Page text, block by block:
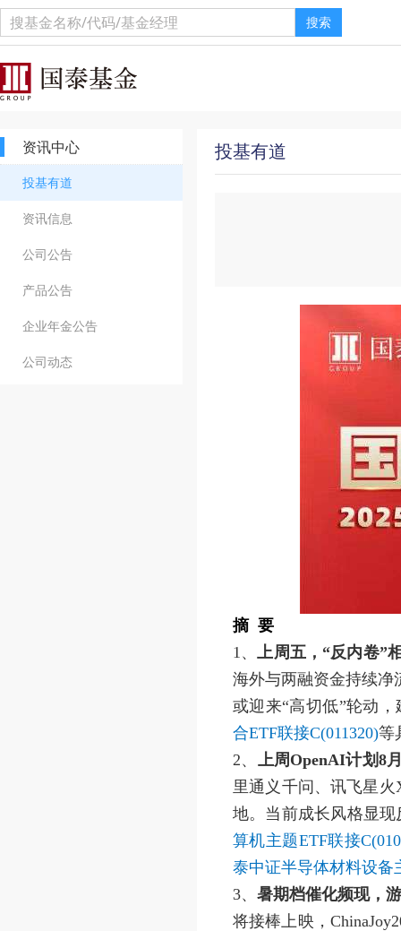
搜索
资讯中心
投基有道
资讯信息
公司公告
产品公告
企业年金公告
公司动态
投基有道
摘 要
1、上周五，“反内卷”
海外与两融资金持续净
或迎来“高切低”轮动，
合ETF联接C(011320)等
2、 上周OpenAI计划8
里通义千问、讯飞星
地。当前成长风格显
算机主题ETF联接
泰中证半导体材料设备
3、 暑期档催化频现，
将接棒上映，